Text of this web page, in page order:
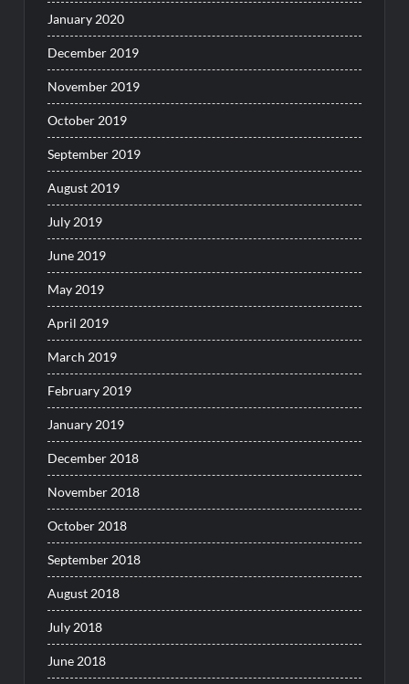
January 2020
December 2019
November 2019
October 2019
September 2019
August 2019
July 2019
June 2019
May 2019
April 2019
March 2019
February 2019
January 2019
December 2018
November 2018
October 2018
September 2018
August 2018
July 2018
June 2018